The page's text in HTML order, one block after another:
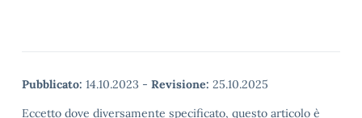
Pubblicato: 14.10.2023 - Revisione: 25.10.2025
Eccetto dove diversamente specificato, questo articolo è